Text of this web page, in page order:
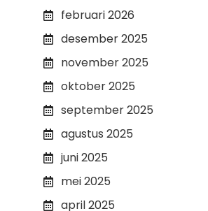
februari 2026
desember 2025
november 2025
oktober 2025
september 2025
agustus 2025
juni 2025
mei 2025
april 2025